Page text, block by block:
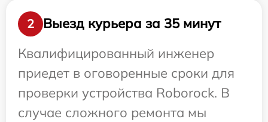
2
Выезд курьера за 35 минут
Квалифицированный инженер
приедет в оговоренные сроки для
проверки устройства Roborock. В
случае сложного ремонта мы